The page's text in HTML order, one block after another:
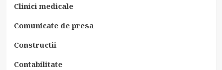
Clinici medicale
Comunicate de presa
Constructii
Contabilitate